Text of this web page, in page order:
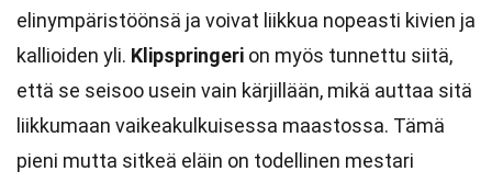
elinympäristöönsä ja voivat liikkua nopeasti kivien ja
kallioiden yli. Klipspringeri on myös tunnettu siitä,
että se seisoo usein vain kärjillään, mikä auttaa sitä
liikkumaan vaikeakulkuisessa maastossa. Tämä
pieni mutta sitkeä eläin on todellinen mestari